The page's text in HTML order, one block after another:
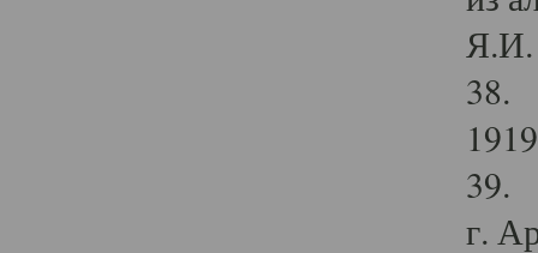
Я.И.
38.
39.
г.